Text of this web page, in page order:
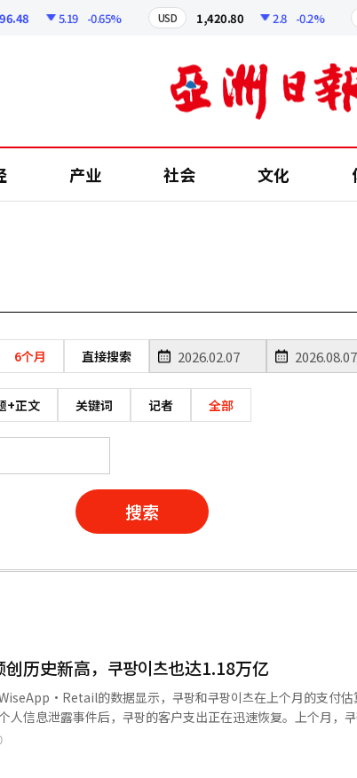
5.19 -0.65% USD 1,420.80 2.8 -0.2%
产业 社会 文化
6个月 直接搜索
+正文 关键词 记者 全部
搜索
创历史新高，쿠팡이츠也达1.18万亿
的数据显示，쿠팡和쿠팡이츠在上个月的支付
人信息泄露事件后，쿠팡的客户支出正在迅速恢复。上个月，
的5.76万亿增加了6%，创下月度最高纪录。自去年11月底发生